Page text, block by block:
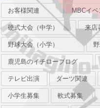
お客様関連 MBCイベ
硬式大会（中学） 来店
野球大会（小学）
鹿児島のイチローブログ
テレビ出演 ダーツ関連
小学生募集 軟式募集